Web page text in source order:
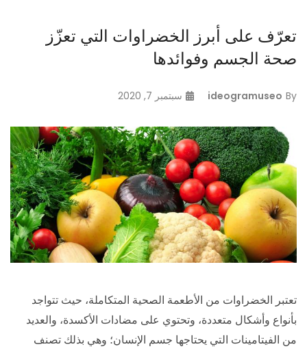
تعرّف على أبرز الخضراوات التي تعزّز
صحة الجسم وفوائدها
By
ideogramuseo سبتمبر 7, 2020
تعتبر الخضراوات من الأطعمة الصحية المتكاملة، حيث تتواجد
بأنواع وأشكال متعددة، وتحتوي على مضادات الأكسدة، والعديد
من الفيتامينات التي يحتاجها جسم الإنسان؛ وهي بذلك تصنف